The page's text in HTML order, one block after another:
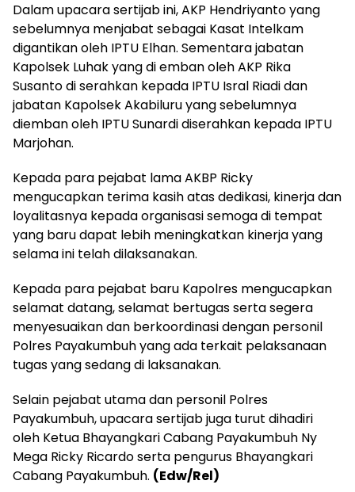
Dalam upacara sertijab ini, AKP Hendriyanto yang
sebelumnya menjabat sebagai Kasat Intelkam
digantikan oleh IPTU Elhan. Sementara jabatan
Kapolsek Luhak yang di emban oleh AKP Rika
Susanto di serahkan kepada IPTU Isral Riadi dan
jabatan Kapolsek Akabiluru yang sebelumnya
diemban oleh IPTU Sunardi diserahkan kepada IPTU
Marjohan.
Kepada para pejabat lama AKBP Ricky
mengucapkan terima kasih atas dedikasi, kinerja dan
loyalitasnya kepada organisasi semoga di tempat
yang baru dapat lebih meningkatkan kinerja yang
selama ini telah dilaksanakan.
Kepada para pejabat baru Kapolres mengucapkan
selamat datang, selamat bertugas serta segera
menyesuaikan dan berkoordinasi dengan personil
Polres Payakumbuh yang ada terkait pelaksanaan
tugas yang sedang di laksanakan.
Selain pejabat utama dan personil Polres
Payakumbuh, upacara sertijab juga turut dihadiri
oleh Ketua Bhayangkari Cabang Payakumbuh Ny
Mega Ricky Ricardo serta pengurus Bhayangkari
Cabang Payakumbuh. (Edw/Rel)